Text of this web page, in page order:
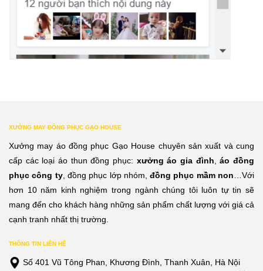
XƯỞNG MAY ĐỒNG PHỤC GẠO HOUSE
Xưởng may áo đồng phục Gạo House chuyên sản xuất và cung
cấp các loại áo thun đồng phục: xưởng áo gia đình ,áo đồng
phục công ty, đồng phục lớp nhóm,đồng phục mầm non …Với
hơn 10 năm kinh nghiệm trong ngành chúng tôi luôn tự tin sẽ
mang đến cho khách hàng những sản phẩm chất lượng với giá cả
cạnh tranh nhất thị trường.
THÔNG TIN LIÊN HỆ
Số 401 Vũ Tông Phan, Khương Đình, Thanh Xuân, Hà Nội